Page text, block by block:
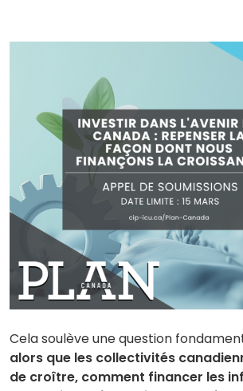
Cela soulève une question
alors que les collectivités
de croître, comment financer les